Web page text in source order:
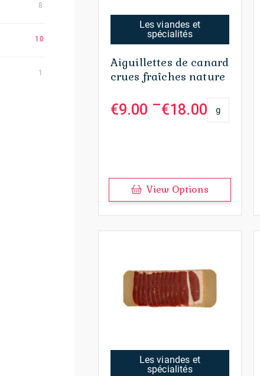
8
10
1
Les viandes et
spécialités
Aiguillettes de canard
crues fraîches nature
€9.00 –€18.00
Plage g
View Options
Les viandes et
spécialités